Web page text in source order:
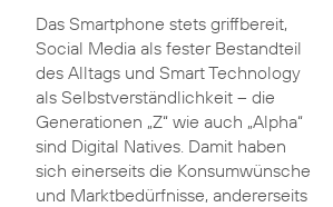
Das Smartphone stets griffbereit,
Social Media als fester Bestandteil
des Alltags und Smart Technology
als Selbstverständlichkeit – die
Generationen „Z“ wie auch „Alpha“
sind Digital Natives. Damit haben
sich einerseits die Konsumwünsche
und Marktbedürfnisse, andererseits